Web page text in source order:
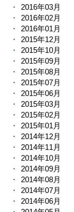
2016年03月
2016年02月
2016年01月
2015年12月
2015年10月
2015年09月
2015年08月
2015年07月
2015年06月
2015年03月
2015年02月
2015年01月
2014年12月
2014年11月
2014年10月
2014年09月
2014年08月
2014年07月
2014年06月